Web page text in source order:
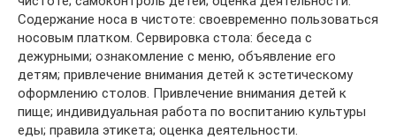
Содержание носа в чистоте: своевременно пользоваться
носовым платком. Сервировка стола: беседа с
дежурными; ознакомление с меню, объявление его
детям; привлечение внимания детей к эстетическому
оформлению столов. Привлечение внимания детей к
пище; индивидуальная работа по воспитанию культуры
еды; правила этикета; оценка деятельности.